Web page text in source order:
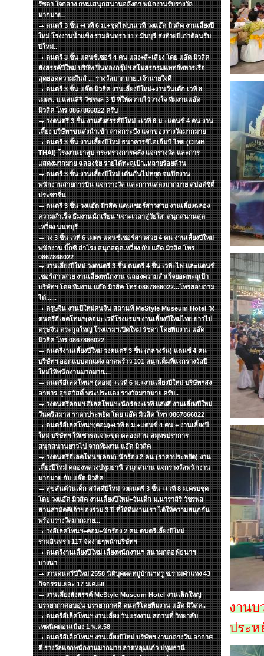
รัชดา ใจกลาง กทม.สนุกสนานอลังกา พนักงานรับรางวัล
มากมาย..
ดนตรี 3 ชิ้น +เวที 6 ม.+ชุดไฟบนเวที วงแอ๊ด มิวสิค งานเลี้ยงปี
ใหม่ โรงงานน้ำแข็ง รามอินทรา 117 มีนบุรี ส่งท้ายปีเก่าต้อนรับ
ปีใหม่..
ดนตรี 3 ชิ้น แดนซ์เซอร์ 4 คน แสง+สี+เสียง โดย แอ๊ด มิวสิค
สังสรรค์ปีใหม่ บริษัท ปิ่นทองกรุ๊ปฯ สโมสรกรมแพทย์ทหารเรือ
สุดยอดความมันส์ ... รางวัลมากมาย..เจ้านายใจดี
ดนตรี 3 ชิ้น แอ๊ด มิวสิค งานเลี้ยงปีใหม่+งานวันเด๊ก เวที 8
เมตร. ม.แสนสิริ วัชรพล 3 ปี ที่ให้ความไว้วางใจ ทีมงานแอ๊ด
มิวสิค โทร 0867866022 ครับ
วงดนตรี 3 ชิ้น งานสังสรรค์ปีใหม่ +เวที 6 ม +แดนซ์ 4 คน งาน
เลี้ยง บริษัทฯขนส่งนำเข้า ลาดกระบัง แจกของรางวัลมากมาย
ดนตรี 3 ชิ้น งานเลี้ยงปีใหม่ ธนาคารซีไอเอ็มบี ไทย (CIMB
THAI) โรงงานยาสูบ กระทรวงการคลัง แจกรางวัล และการ
แสดงมากมาย ฉลองชัย รายได้ทะลุเป้า..หลายร้อยล้าน
ดนตรี 3 ชิ้น งานเลี้ยงปีใหม่ เต้นกันไม่หยุด จนปิดงาน
พนักงานสายการบิน แจกรางวัล และการแสดงมากมาย สปอต์ซิตื้
ประชาชื่น
ดนตรี 3 ชิ้น วงแอ๊ด มิวสิค แดนเซอร์สาวสวย งานเลี้ยงฉลอง
ความสำเร็จ ธีมงานนักเรียน 'เจาะเวลาสู่วัยใส' สนุกสนานสุด
เหวี่ยง นนทบุรี
วง 3 ชิ้น เวที 6 เมตร แดนซ์เซอร์สาวสวย 4 คน งานเลี้ยงปีใหม่
พนักงาน บิ๊กซี สำโรง สนุกสดุดเหวี่ยง กับ แอ๊ด มิวสิค โทร
0867866022
งานเลี้ยงปีใหม่ วงดนตรี 3 ชิ้น ดนตรี 4 ชิ้น เวที+ไฟ และแดนซ์
เซอร์สาวสวย งานเลี้ยงพนักงาน ฉลองความสำเร็จยอดทะลุเป้า
บริษัทฯ โดย ทีมงาน แอ๊ด มิวสิค โทร 0867866022...โทรสอบถาม
ได้......
ตรุษจีน งานปีใหม่คนจีน สถานที่ MeStyle Museum Hotel วง
ดนตรีอีเลคโทนฯ(คอม) เวทีโรงแรมฯ งานเลี้ยงปีใหม่ไทย ยาวไป
ตรุษจีน ตระกูลใหญ่ โรงแรมฯเปิดใหม่ รัชดา โดยทีมงาน แอ๊ด
มิวสิค โทร 0867866022
ดนตรีงานเลี้ยงปีใหม่ วงดนตรี 3 ชิ้น (กลางวัน) แดนซ์ 4 คน
บริษัทฯ ออกแบบตกแต่ง ลาดพร้าว 101 สนุกเต็มที่แจกรางวัลปี
ใหม่ให้พนักงานมากมาย....
ดนตรีอีเลคโทนฯ (คอม) +เวที 6 ม.+งานเลี้ยงปีใหม่ บริษัทฯส่ง
อาหาร สุขสวัสดิ์ พระประแดง รางวัลมากมาย ครับ..
วงดนตรีคอมฯ อีเลคโทนฯ+นักร้อง+เวที แสงสี งานเลี้ยงปีใหม่
วันคริสมาส ราคาประหยัด โดย แอ๊ด มิวสิค โทร 0867866022
ดนตรีอีเลคโทนฯ(คอม)+เวที 6 ม.+แดนซ์ 4 คน + งานเลี้ยงปี
ใหม่ บริษัทฯ ให้เช่ารถเจาะขุด คลองด่าน สมุทรปราการ
สนุกสนานยาวไป จากทีมงาน แอ๊ด มิวสิค
วงดนตรีอีเลคโทนฯ(คอม) นักร้อง 2 คน (ราคาประหยัด) งาน
เลี้ยงปีใหม่ คลองหลวงปทุมธานี สนุกสนาน แจกรางวัลพนักงาน
มากมาย กับ แอ๊ด มิวสิค
สุขสันต์วันเด็ก สวัสดีปีใหม่ วงดนตรี 3 ชิ้น +เวที 8 ม.ครบชุด
โดย วงแอ๊ด มิวสิค งานเลี้ยงปีใหม่+วันเด็ก ม.นาราสิริ วัชรพล
สานสามัคคีเจ้าของร่วม 3 ปี ที่ให้ทีมงานเรา ได้ให้ความสนุกกัน
พร้อมรางวัลมากมาย...
วงอีเลคโทนฯ+คอม+นักร้อง 2 คน ดนตรีเลี้ยงปีใหม่
รามอินทรา 117 จัดง่ายๆหน้าบริษัทฯ
ดนตรีงานเลี้ยงปีใหม่ เลี้ยงพนักงานฯ สนามกลอฟ์ธนาฯ
บางนา
งานดนตรีปีใหม่ 2558 นิติบุคคลหมู่บ้านฯหรู ซ.รามคำแหง 43
กิจกรรมเยอะ 17 ม.ค.58
งานเลี้ยงสังสรรค์ MeStyle Museum Hotel งานเล็กใหญ่
บรรยากาศอบอุ่น บรรยากาศดี ดนตรีโดยทีมงาน แอ๊ด มิวิสค..
ดนตรีอีเล็คโทนฯ งานเลี้ยง วันแรงงาน สถานที่ วิทยาลับ
เทคนิคดอนเมือง 1 พ.ค.58
ดนตรีอีเล็คโทนฯ งานเลี้ยงปีใหม่ บริษัทฯ งานกลางวัน อากาศ
ดี รางวัลแจกพนักงานมากมาย ลาดหลุมแก้ว ปทุมธานี
งาน
ประห